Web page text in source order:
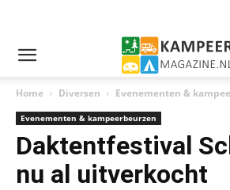
Home Diversen Evenementen &
Evenementen & kampeerbeurzen
Daktentfestival
nu al uitverkocht